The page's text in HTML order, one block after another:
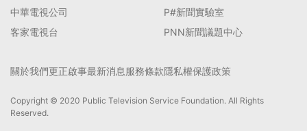
中華電視公司
客家電視台
P#新聞實驗室
PNN新聞議題中心
關於我們更正啟事最新消息服務條款隱私權保護政策
Copyright © 2020 Public Television Service Foundation. All Rights
Reserved.